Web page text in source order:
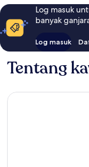
Log masuk
banyak
Log masuk
Tentang